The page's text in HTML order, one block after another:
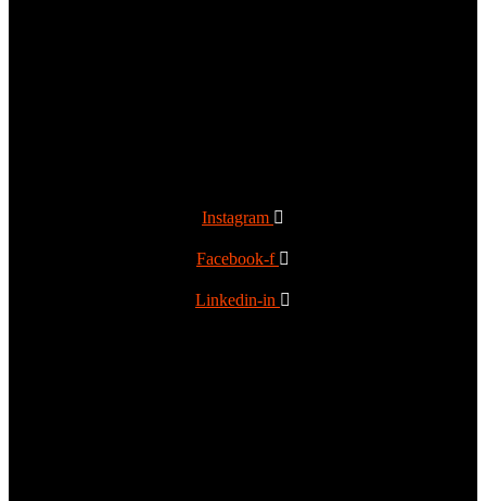
Instagram
Facebook-f
Linkedin-in